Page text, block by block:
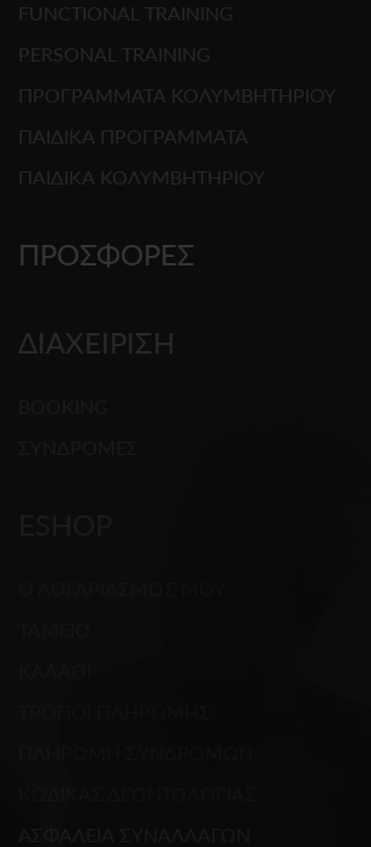
FUNCTIONAL TRAINING
PERSONAL TRAINING
ΠΡΟΓΡΑΜΜΑΤΑ ΚΟΛΥΜΒΗΤΗΡΙΟΥ
ΠΑΙΔΙΚΑ ΠΡΟΓΡΑΜΜΑΤΑ
ΠΑΙΔΙΚΑ ΚΟΛΥΜΒΗΤΗΡΙΟΥ
ΠΡΟΣΦΟΡΕΣ
ΔΙΑΧΕΙΡΙΣΗ